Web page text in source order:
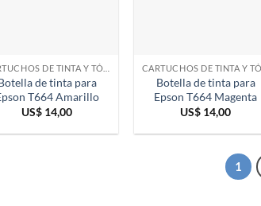
de tinta para
T664 Amarillo
US$ 14,00
Botella de tinta para
Epson T664 Magenta
US$ 14,00
1